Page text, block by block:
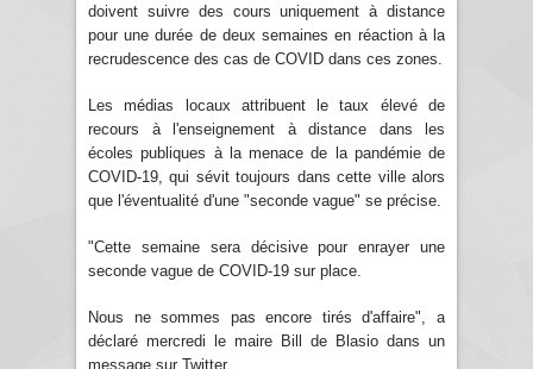
doivent suivre des cours uniquement à distance
pour une durée de deux semaines en réaction à la
recrudescence des cas de COVID dans ces zones.
Les médias locaux attribuent le taux élevé de
recours à l'enseignement à distance dans les
écoles publiques à la menace de la pandémie de
COVID-19, qui sévit toujours dans cette ville alors
que l'éventualité d'une "seconde vague" se précise.
"Cette semaine sera décisive pour enrayer une
seconde vague de COVID-19 sur place.
Nous ne sommes pas encore tirés d'affaire", a
déclaré mercredi le maire Bill de Blasio dans un
message sur Twitter.